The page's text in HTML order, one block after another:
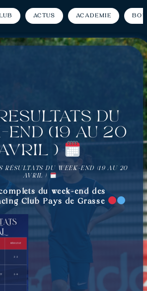
Actus Académie
du
end (19 au 20
)
RÉSULTATS DU WEEK-END (19 AU 20
AVRIL )
du week-end des
Club Pays de Grasse